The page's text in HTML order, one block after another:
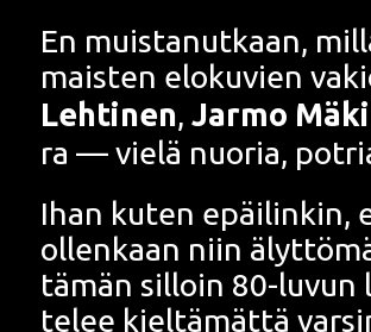
En muis­ta­nut­kaan,
mais­ten elo­ku­vien
Leh­ti­nen, Jar­mo
ra — vie­lä nuo­ria,
Ihan kuten epäi­lin­kin,
ollen­kaan niin
tämän sil­loin 80-
te­lee kiel­tä­mät­tä